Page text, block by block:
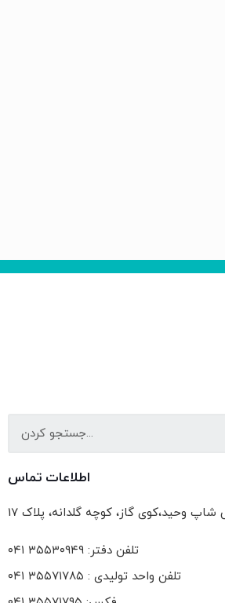
اطلاعات تماس
شاپ وحید،کوی گاز، کوچه گلدانه، پلاک 17
تلفن دفتر: ۳۵۵۳۰۹۴۹ ۰۴۱
تلفن واحد تولیدی : ۳۵۵۷۱۷۸۵ ۰۴۱